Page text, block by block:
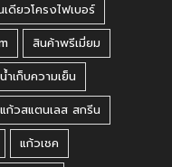
ดียวโครงไฟเบอร์
สินค้าพรีเมี่ยม
ำเก็บความเย็น
แก้วสแตนเลส สกรีน
แก้วเชค